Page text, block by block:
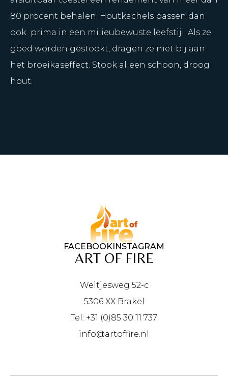
80 procent behalen. Houtkachels passen dan
ook prima in een milieubewuste leefstijl. Als ze
goed worden gestookt, dragen ze niet bij aan
het broeikaseffect. Stook alleen schoon, droog
hout.
FACEBOOKINSTAGRAM
ART OF FIRE
Weitjesweg 52-c
5306 XX Brakel
Tel: +31 (0)85 30 11 737
info@artoffire.nl